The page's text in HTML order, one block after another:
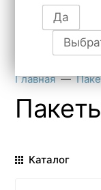
Да
Главная
Каталог